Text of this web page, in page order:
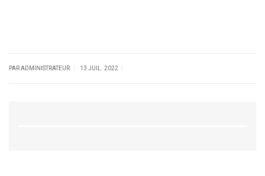
PAR ADMINISTRATEUR 13 JUIL. 2022